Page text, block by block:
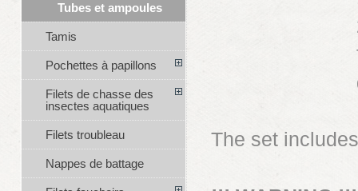
2x
The set
Tubes et ampoules
Tamis
Pochettes à papillons
Filets de chasse des
insectes aquatiques
Filets troubleau
Nappes de battage